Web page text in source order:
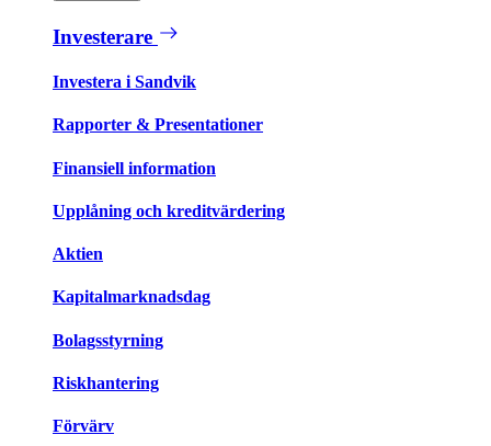
Investerare
Investera i Sandvik
Rapporter & Presentationer
Finansiell information
Upplåning och kreditvärdering
Aktien
Kapitalmarknadsdag
Bolagsstyrning
Riskhantering
Förvärv